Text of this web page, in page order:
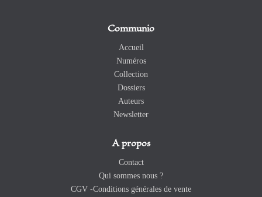
Communio
Accueil
Numéros
Collection
Dossiers
Auteurs
Newsletter
A propos
Contact
Qui sommes nous ?
CGV -Conditions générales de vente